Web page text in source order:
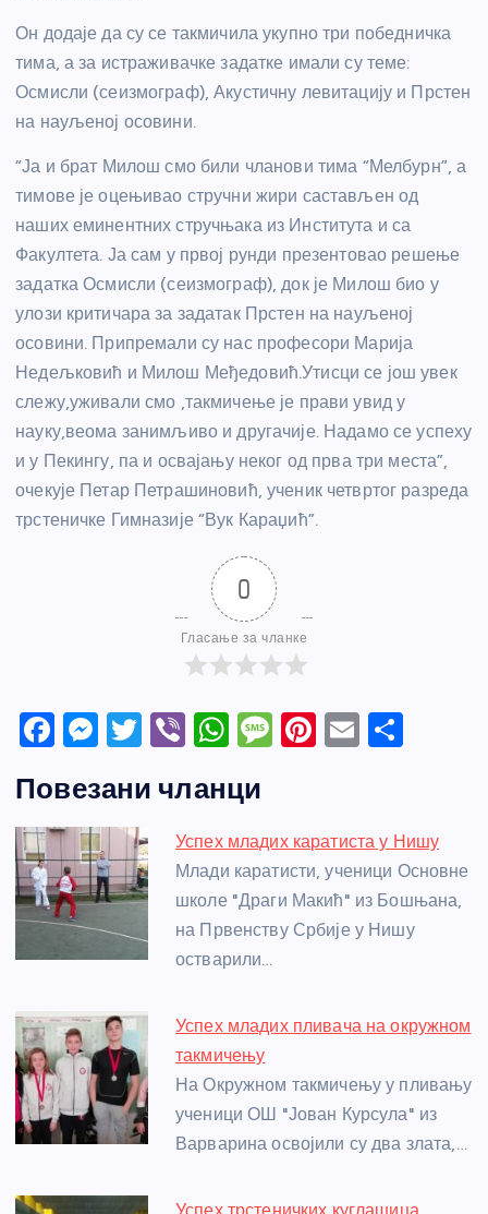
Он додаје да су се такмичила укупно три победничка
тима, а за истраживачке задатке имали су теме:
Осмисли (сеизмограф), Акустичну левитацију и Прстен
на науљеној осовини.
“Ја и брат Милош смо били чланови тима “Мелбурн”, а
тимове је оцењивао стручни жири састављен од
наших еминентних стручњака из Института и са
Факултета. Ја сам у првој рунди презентовао решење
задатка Осмисли (сеизмограф), док је Милош био у
улози критичара за задатак Прстен на науљеној
осовини. Припремали су нас професори Марија
Недељковић и Милош Међедовић.Утисци се још увек
слежу,уживали смо ,такмичење је прави увид у
науку,веома занимљиво и другачије. Надамо се успеху
и у Пекингу, па и освајању неког од прва три места”,
очекује Петар Петрашиновић, ученик четвртог разреда
трстеничке Гимназије “Вук Караџић”.
0
Гласање за чланке
F
c
e
b
o
o
k
M
ss
e
n
g
er
T
itt
er
Vi
er
W
at
s
A
p
p
M
a
g
e
Pi
e
st
E
e
Повезани чланци
Успех младих каратиста у Нишу
Млади каратисти, ученици Основне
школе "Драги Макић" из Бошњана,
на Првенству Србије у Нишу
остварили…
Успех младих пливача на окружном
такмичењу
На Окружном такмичењу у пливању
ученици ОШ "Јован Курсула" из
Варварина освојили су два злата,…